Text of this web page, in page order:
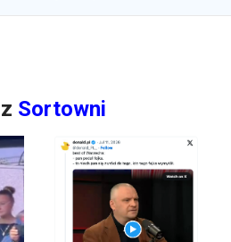
Sortowni